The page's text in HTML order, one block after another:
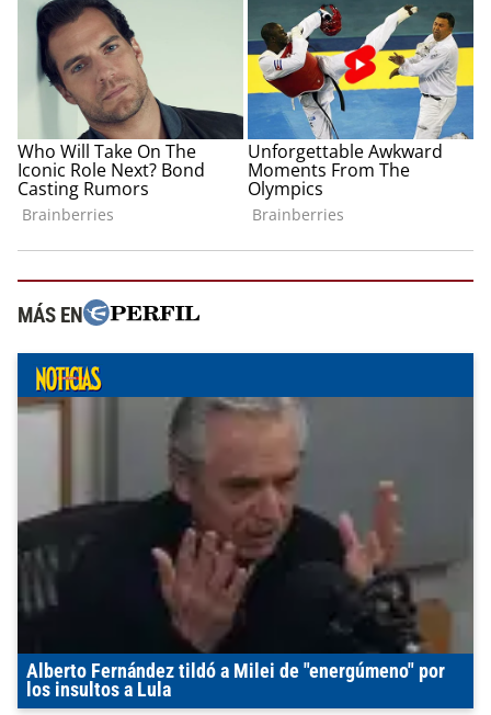
MÁS EN
Alberto Fernández tildó a Milei de "energúmeno" por
los insultos a Lula